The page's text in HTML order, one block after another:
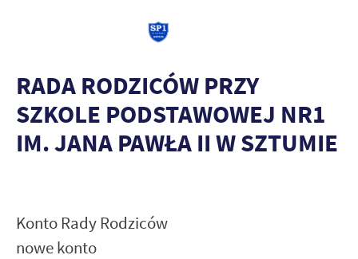
RADA RODZICÓW PRZY
SZKOLE PODSTAWOWEJ NR1
IM. JANA PAWŁA II W SZTUMIE
Konto Rady Rodziców
nowe konto